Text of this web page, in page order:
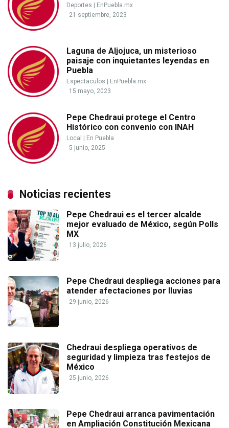
Deportes
EnPuebla.mx
21 septiembre, 2023
Laguna de Aljojuca, un misterioso
paisaje con inquietantes leyendas en
Puebla
Espectaculos
EnPuebla.mx
15 mayo, 2023
Pepe Chedraui protege el Centro
Histórico con convenio con INAH
Local
En Puebla
5 junio, 2025
Noticias recientes
Pepe Chedraui es el tercer alcalde
mejor evaluado de México, según Polls
MX
13 julio, 2026
Pepe Chedraui despliega acciones para
atender afectaciones por lluvias
29 junio, 2026
Chedraui despliega operativos de
seguridad y limpieza tras festejos de
México
25 junio, 2026
Pepe Chedraui arranca pavimentación
en Ampliación Constitución Mexicana